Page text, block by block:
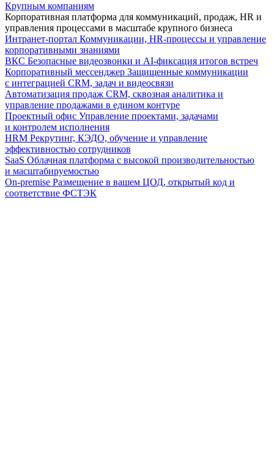
Крупным компаниям
Корпоративная платформа для коммуникаций, продаж, HR и
управления процессами в масштабе крупного бизнеса
Интранет-портал Коммуникации, HR-процессы и управление
корпоративными знаниями
ВКС Безопасные видеозвонки и AI-фиксация итогов встреч
Корпоративный мессенджер Защищенные коммуникации
с интеграцией CRM, задач и видеосвязи
Автоматизация продаж CRM, сквозная аналитика и
управление продажами в едином контуре
Проектный офис Управление проектами, задачами
и контролем исполнения
HRM Рекрутинг, КЭДО, обучение и управление
эффективностью сотрудников
SaaS Облачная платформа с высокой производительностью
и масштабируемостью
On-premise Размещение в вашем ЦОД, открытый код и
соответствие ФСТЭК